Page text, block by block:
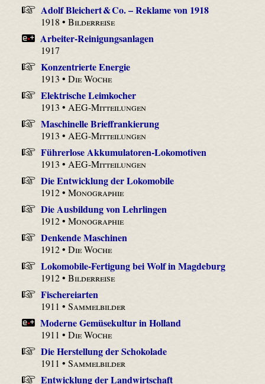
Adolf Bleichert & Co. – Reklame von 1918
1918 •Bilderreise
Arbeiter-Reinigungsanlagen
1917
Konzentrierte Energie
1913 •Die Woche
Elektrische Leimkocher
1913 • AEG-Mitteilungen
Maschinelle Brieffrankierung
1913 • AEG-Mitteilungen
Führerlose Akkumulatoren-Lokomotiven
1913 • AEG-Mitteilungen
Die Entwicklung der Lokomobile
1912 •Monographie
Die Ausbildung von Lehrlingen
1912 •Monographie
Denkende Maschinen
1912 •Die Woche
Lokomobile-Fertigung bei Wolf in Magdeburg
1912 •Bilderreise
Fischereiarten
1911 •Sammelbilder
Moderne Gemüsekultur in Holland
1911 •Die Woche
Die Herstellung der Schokolade
1911 •Sammelbilder
Entwicklung der Landwirtschaft